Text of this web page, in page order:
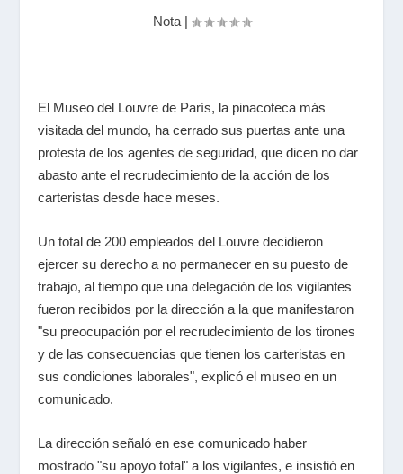
Nota|
El Museo del Louvre de París, la pinacoteca más
visitada del mundo, ha cerrado sus puertas ante una
protesta de los agentes de seguridad, que dicen no dar
abasto ante el recrudecimiento de la acción de los
carteristas desde hace meses.
Un total de 200 empleados del Louvre decidieron
ejercer su derecho a no permanecer en su puesto de
trabajo, al tiempo que una delegación de los vigilantes
fueron recibidos por la dirección a la que manifestaron
"su preocupación por el recrudecimiento de los tirones
y de las consecuencias que tienen los carteristas en
sus condiciones laborales", explicó el museo en un
comunicado.
La dirección señaló en ese comunicado haber
mostrado "su apoyo total" a los vigilantes, e insistió en